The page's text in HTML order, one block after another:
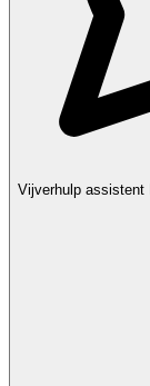
Vijverhulp assistent